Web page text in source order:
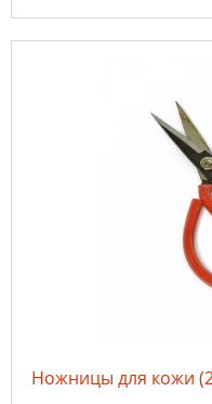
Ножницы для кожи